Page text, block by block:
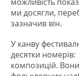
ми досягли,
зазначив він.
У канву
десятки
композицій.